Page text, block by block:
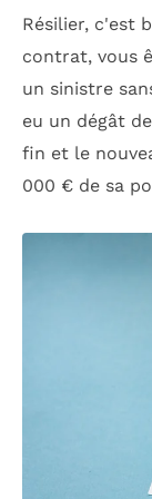
Résilier, c'est
contrat, vous
un sinistre
eu un dégât
fin et le
000 € de sa